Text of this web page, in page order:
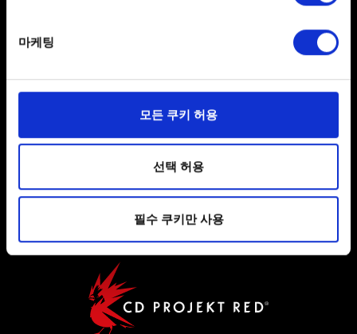
Identify your device by actively scanning it for
Find out more about how your personal data is processed
일부 쿠키는 웹 사이트를 정상적으로 이용하기 위해
관련 기술적 피드백을 제공하여 사용자의 웹사이트 이용
환경을 개선하기 위해 사용됩니다. 예를 들어, 소셜
미디어를 통해 사용자와 소통할 경우, 사용자의 선호도를
파악하기 위해 쿠키의 일부를 저희 파트너와 공유할 수도
있습니다. 물론, 이처럼 선택적으로 쿠키를 사용할
경우에는 사용자의 동의를 구할 것입니다.
쿠키 사용에 관한 세부 사항이나 관련 설정은 아래의
"Settings" 메뉴에서 확인할 수 있습니다.
마케팅
모든 쿠키 허용
선택 허용
필수 쿠키만 사용
사용자 약관 동의
개인 정보 정책
쿠키 정책